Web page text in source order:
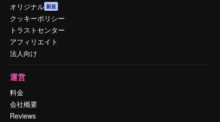
オリジナル 新規
クッキーポリシー
トラストセンター
アフィリエイト
法人向け
運営
料金
会社概要
Reviews